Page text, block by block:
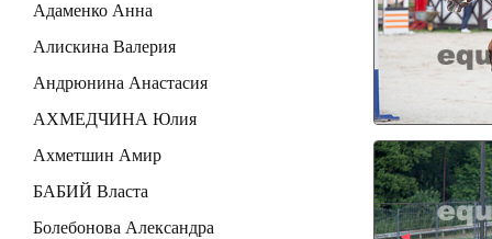
Адаменко Анна
Алискина Валерия
Андрюнина Анастасия
АХМЕДЧИНА Юлия
Ахметшин Амир
БАБИЙ Власта
Болебонова Александра